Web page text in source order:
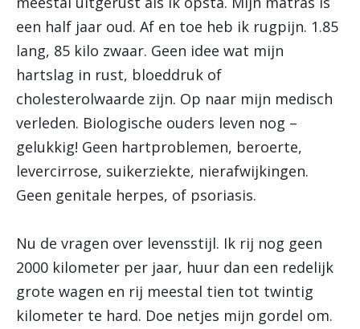
een half jaar oud. Af en toe heb ik rugpijn. 1.85
lang, 85 kilo zwaar. Geen idee wat mijn
hartslag in rust, bloeddruk of
cholesterolwaarde zijn. Op naar mijn medisch
verleden. Biologische ouders leven nog –
gelukkig! Geen hartproblemen, beroerte,
levercirrose, suikerziekte, nierafwijkingen.
Geen genitale herpes, of psoriasis.
Nu de vragen over levensstijl. Ik rij nog geen
2000 kilometer per jaar, huur dan een redelijk
grote wagen en rij meestal tien tot twintig
kilometer te hard. Doe netjes mijn gordel om.